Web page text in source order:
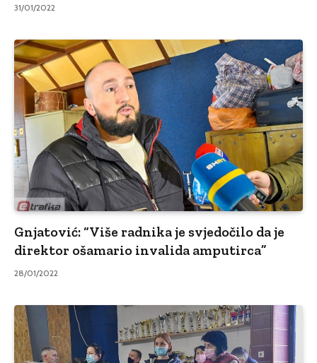
31/01/2022
Gnjatović: “Više radnika je svjedočilo da je
direktor ošamario invalida amputirca”
28/01/2022